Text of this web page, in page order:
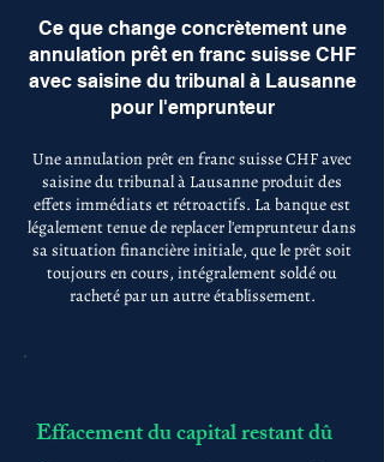
Ce que change concrètement une
annulation prêt en franc suisse CHF
avec saisine du tribunal à Lausanne
pour l'emprunteur
Une annulation prêt en franc suisse CHF avec
saisine du tribunal à Lausanne produit des
effets immédiats et rétroactifs. La banque est
légalement tenue de replacer l'emprunteur dans
sa situation financière initiale, que le prêt soit
toujours en cours, intégralement soldé ou
racheté par un autre établissement.
Effacement du capital restant dû